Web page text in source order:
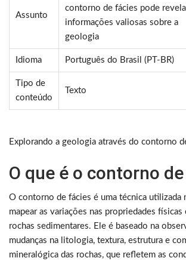
Assunto
contorno de fácies pode
informações valiosas sobre a
geologia
Idioma Português do Brasil (PT-BR)
Tipo de
conteúdo
Texto
Explorando a geologia através do contorno
O que é o contorno
O contorno de fácies é uma técnica utilizada
mapear as variações nas propriedades físicas
rochas sedimentares. Ele é baseado na
mudanças na litologia, textura, estrutura e
mineralógica das rochas, que refletem as